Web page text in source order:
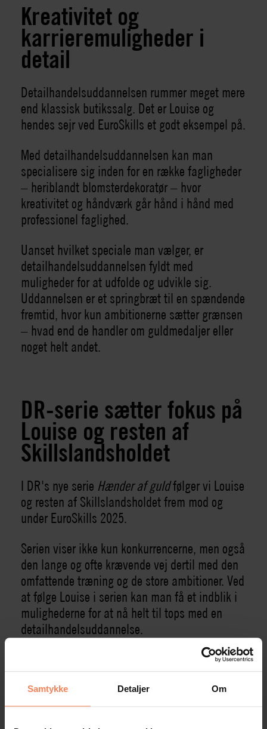
Samtykke Detaljer Om
Kreativitet og
karrieremuligheder i
detail
Detailhandelsuddannelsen rummer meget mere
end klassisk butikssalg. Det er Louise og
hendes sejr ved EuroSkills et godt eksempel på.
Med detailhandelsuddannelsen kan man
specialisere sig inden for en række fagligheder
– heriblandt blomsterdekoratør – hvor
kreativitet og håndværk går hånd i hånd med
professionel faglighed.
Uanset hvilket speciale man vælger, er
detailhandelsuddannelsen fyldt med
muligheder for at udfolde og udvikle sig.
Uddannelsen er et springbræt til en spændende
fremtid, hvor kun ambitionerne sætter grænsen
– hvad end de handler om guldmedaljer eller
noget helt andet.
DR-serie sætter fokus på
Louise og resten af
Skillslandsholdet
I DR's nye serie Hænder af guldfølger vi Louise
og resten af Skillslandsholdet frem mod og
under EuroSkills 2025.
Serien viser ikke kun konkurrencerne, men også
den lange og ofte krævende vej dertil med den
omfattende træning og de store ambitioner. Ved
at følge Louise i serien kan man få et indblik i
mulighederne for at nå helt til tops med en
detailhandelsuddannelse.
består af tre afsnit og kan ses
på DRTV.